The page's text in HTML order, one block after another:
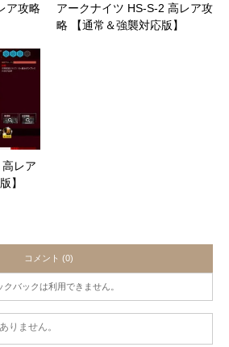
ア攻略
アークナイツ HS-S-2 高レア攻
略 【通常＆強襲対応版】
レア
】
コメント (0)
クバックは利用できません。
りません。